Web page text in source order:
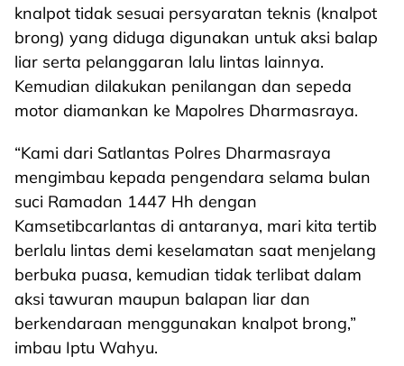
knalpot tidak sesuai persyaratan teknis (knalpot
brong) yang diduga digunakan untuk aksi balap
liar serta pelanggaran lalu lintas lainnya.
Kemudian dilakukan penilangan dan sepeda
motor diamankan ke Mapolres Dharmasraya.
“Kami dari Satlantas Polres Dharmasraya
mengimbau kepada pengendara selama bulan
suci Ramadan 1447 Hh dengan
Kamsetibcarlantas di antaranya, mari kita tertib
berlalu lintas demi keselamatan saat menjelang
berbuka puasa, kemudian tidak terlibat dalam
aksi tawuran maupun balapan liar dan
berkendaraan menggunakan knalpot brong,”
imbau Iptu Wahyu.